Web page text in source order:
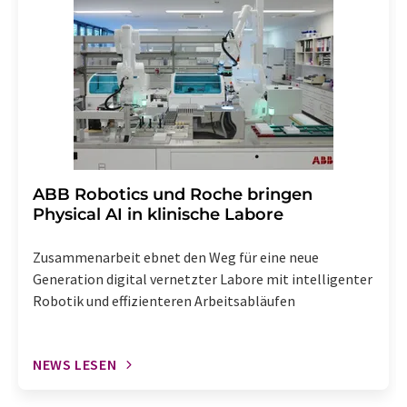
widerruf@lumitos.commit Wirkung für die Zukunft
widerrufen. Zudem ist in jeder E-Mail ein Link zur
Abbestellung des entsprechenden Newsletters
enthalten.
​​​​​​​ABB Robotics und Roche bringen
Physical AI in klinische Labore
Zusammenarbeit ebnet den Weg für eine neue
Generation digital vernetzter Labore mit intelligenter
Robotik und effizienteren Arbeitsabläufen
NEWS LESEN